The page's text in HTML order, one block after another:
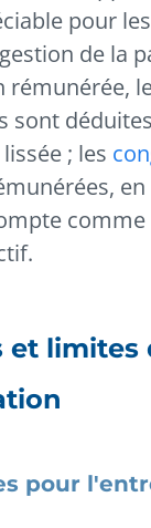
pour
de la
rémunérée,
sont
; les
et limites
pour